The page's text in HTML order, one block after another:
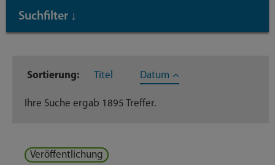
Taste
Suchfilter ↓
Dateien
Dienstleistungen
Sortierung: Titel Datum
Ihre Suche ergab 1895 Treffer.
Veröffentlichung